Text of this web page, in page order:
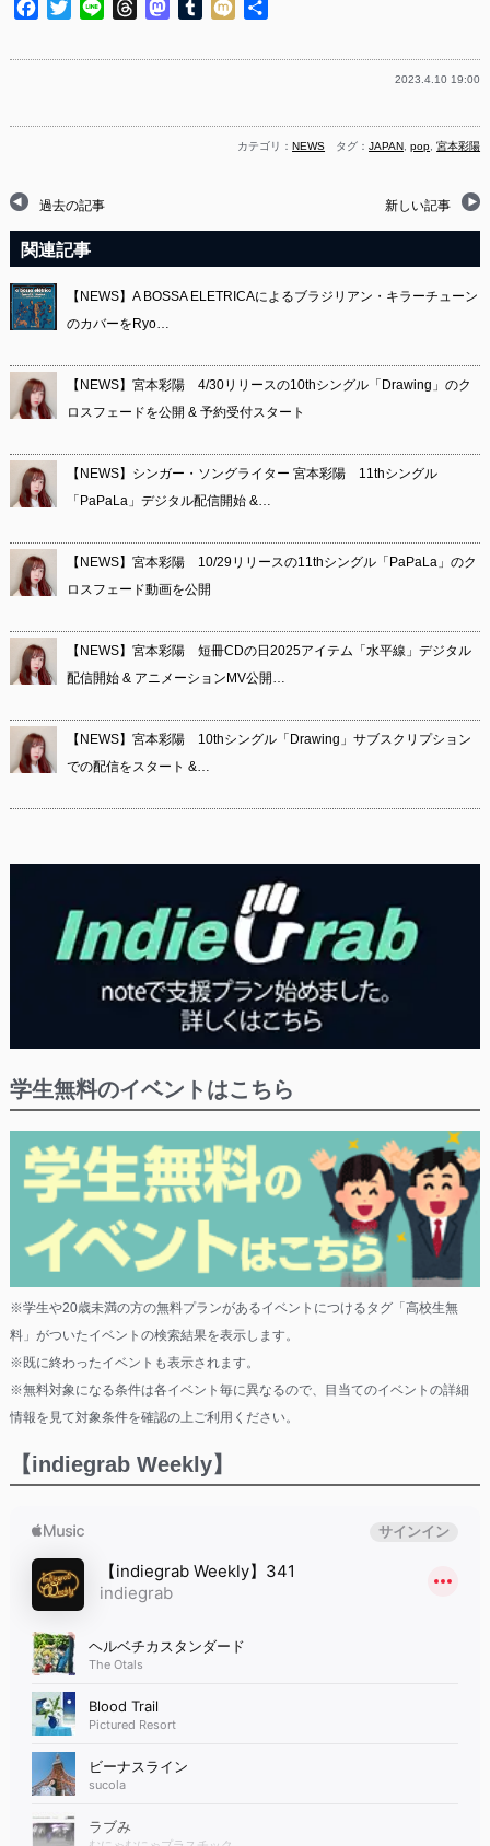
Facebook
TwitterLine ThreadsMastodon
Tumblr
Mixi
2023.4.10 19:00
カテゴリ：NEWS タグ：JAPAN ,pop ,宮本彩陽
過去の記事 新しい記事
関連記事
【NEWS】A BOSSA ELETRICAによるブラジリアン・キラーチューン
のカバーをRyo…
【NEWS】宮本彩陽 4/30リリースの10thシングル「Drawing」のク
ロスフェードを公開 & 予約受付スタート
【NEWS】シンガー・ソングライター 宮本彩陽 11thシングル
「PaPaLa」デジタル配信開始 &…
【NEWS】宮本彩陽 10/29リリースの11thシングル「PaPaLa」のク
ロスフェード動画を公開
【NEWS】宮本彩陽 短冊CDの日2025アイテム「水平線」デジタル
配信開始 & アニメーションMV公開…
【NEWS】宮本彩陽 10thシングル「Drawing」サブスクリプション
での配信をスタート &…
学生無料のイベントはこちら
※学生や20歳未満の方の無料プランがあるイベントにつけるタグ「高校生無
料」がついたイベントの検索結果を表示します。
※既に終わったイベントも表示されます。
※無料対象になる条件は各イベント毎に異なるので、目当てのイベントの詳細
情報を見て対象条件を確認の上ご利用ください。
【indiegrab Weekly】